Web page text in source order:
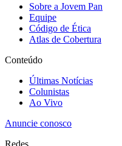
Sobre a Jovem Pan
Equipe
Código de Ética
Atlas de Cobertura
Conteúdo
Últimas Notícias
Colunistas
Ao Vivo
Anuncie conosco
Redes